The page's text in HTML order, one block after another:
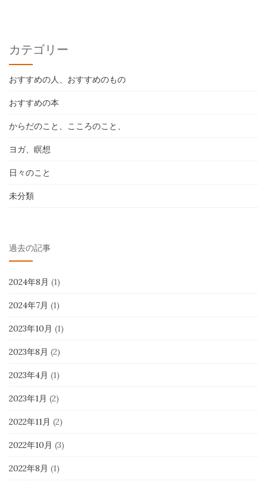
カテゴリー
おすすめの人、おすすめのもの
おすすめの本
からだのこと、こころのこと、
ヨガ、瞑想
日々のこと
未分類
過去の記事
2024年8月 (1)
2024年7月 (1)
2023年10月 (1)
2023年8月 (2)
2023年4月 (1)
2023年1月 (2)
2022年11月 (2)
2022年10月 (3)
2022年8月 (1)